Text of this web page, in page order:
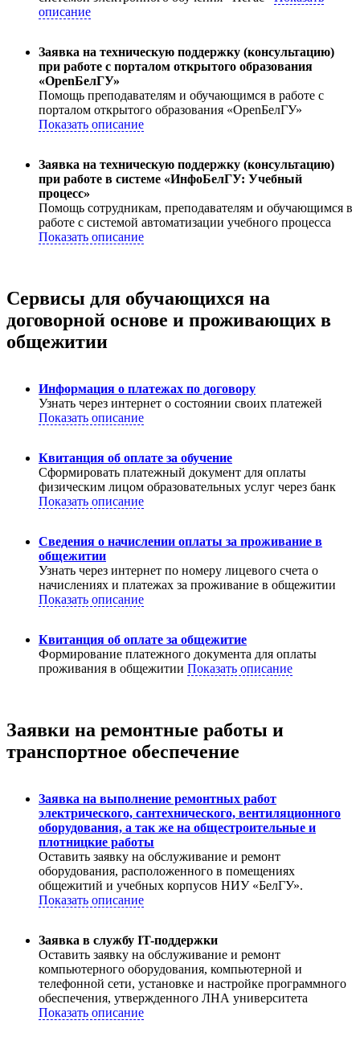
описание
Заявка на техническую поддержку (консультацию)
при работе с порталом открытого образования
«OpenБелГУ»
Помощь преподавателям и обучающимся в работе с
порталом открытого образования «OpenБелГУ»
Показать описание
Заявка на техническую поддержку (консультацию)
при работе в системе «ИнфоБелГУ: Учебный
процесс»
Помощь сотрудникам, преподавателям и обучающимся в
работе с системой автоматизации учебного процесса
Показать описание
Сервисы для обучающихся на
договорной основе и проживающих в
общежитии
Информация о платежах по договору
Узнать через интернет о состоянии своих платежей
Показать описание
Квитанция об оплате за обучение
Сформировать платежный документ для оплаты
физическим лицом образовательных услуг через банк
Показать описание
Сведения о начислении оплаты за проживание в
общежитии
Узнать через интернет по номеру лицевого счета о
начислениях и платежах за проживание в общежитии
Показать описание
Квитанция об оплате за общежитие
Формирование платежного документа для оплаты
проживания в общежитии Показать описание
Заявки на ремонтные работы и
транспортное обеспечение
Заявка на выполнение ремонтных работ
электрического, сантехнического, вентиляционного
оборудования, а так же на общестроительные и
плотницкие работы
Оставить заявку на обслуживание и ремонт
оборудования, расположенного в помещениях
общежитий и учебных корпусов НИУ «БелГУ».
Показать описание
Заявка в службу IT-поддержки
Оставить заявку на обслуживание и ремонт
компьютерного оборудования, компьютерной и
телефонной сети, установке и настройке программного
обеспечения, утвержденного ЛНА университета
Показать описание